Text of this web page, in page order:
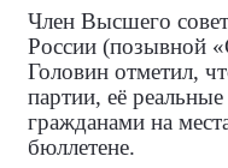
Член Высшего
России (позывной
Головин отметил,
партии, её
гражданами на
бюллетене.